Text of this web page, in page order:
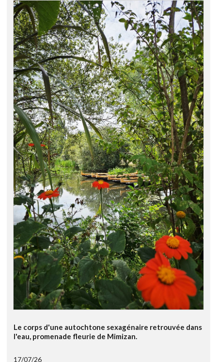
Le corps d'une autochtone sexagénaire retrouvée dans
l'eau, promenade fleurie de Mimizan.
17/07/26